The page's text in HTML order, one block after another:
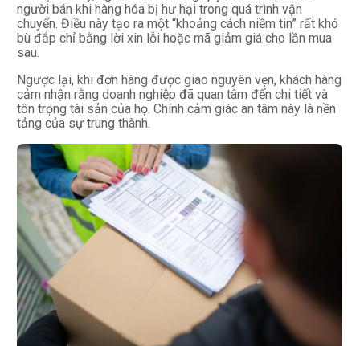
người bán khi hàng hóa bị hư hại trong quá trình vận
chuyển. Điều này tạo ra một “khoảng cách niềm tin” rất khó
bù đắp chỉ bằng lời xin lỗi hoặc mã giảm giá cho lần mua
sau.
Ngược lại, khi đơn hàng được giao nguyên vẹn, khách hàng
cảm nhận rằng doanh nghiệp đã quan tâm đến chi tiết và
tôn trọng tài sản của họ. Chính cảm giác an tâm này là nền
tảng của sự trung thành.